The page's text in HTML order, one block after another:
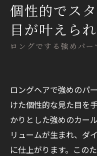
ロングでする強めパー
個性的でス
目が叶えら
ロングヘアで強めのパ
けた個性的な見た目を
かりとした強めのカー
リュームが生まれ、ダ
に仕上がります。この